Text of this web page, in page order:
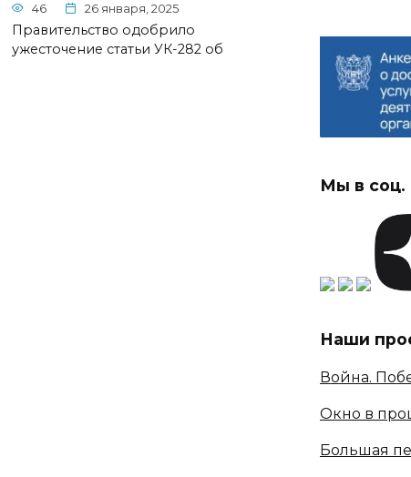
46 26 января, 2025
Правительство одобрило
ужесточение статьи УК-282 об
Мы в соц.
Наши
Война.
Окно в
Большая